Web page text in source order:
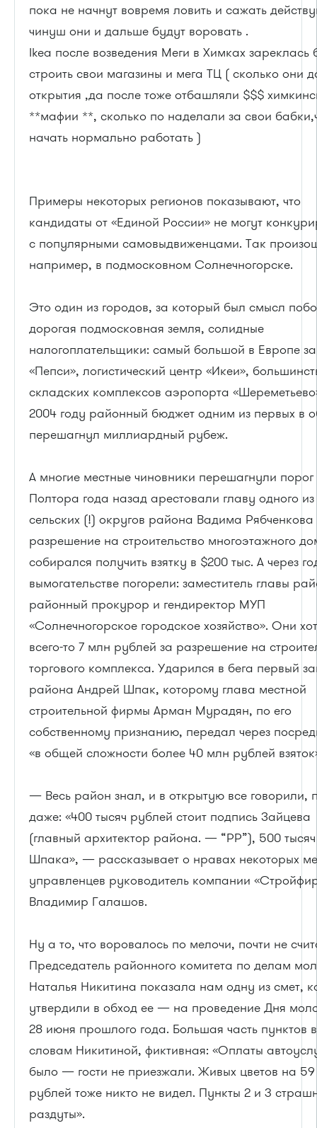
пока не начнут вовремя ловить и сажать
чинуш они и дальше будут воровать .
Ikea после возведения Меги в Химках зареклась
строить свои магазины и мега ТЦ ( сколько они
открытия ,да после тоже отбашляли $$$
**мафии **, сколько по наделали за свои
начать нормально работать )
Примеры некоторых регионов показывают, что
кандидаты от «Единой России» не могут
с популярными самовыдвиженцами. Так
например, в подмосковном Солнечногорске.
Это один из городов, за который был смысл
дорогая подмосковная земля, солидные
налогоплательщики: самый большой в Европе
«Пепси», логистический центр «Икеи»,
складских комплексов аэропорта
2004 году районный бюджет одним из первых в
перешагнул миллиардный рубеж.
А многие местные чиновники перешагнули
Полтора года назад арестовали главу одного из
сельских (!) округов района Вадима
разрешение на строительство многоэтажного
собирался получить взятку в $200 тыс. А через
вымогательстве погорели: заместитель главы
районный прокурор и гендиректор МУП
«Солнечногорское городское хозяйство». Они
всего-то 7 млн рублей за разрешение на
торгового комплекса. Ударился в бега первый
района Андрей Шпак, которому глава местной
строительной фирмы Арман Мурадян, по его
собственному признанию, передал через
«в общей сложности более 40 млн рублей
— Весь район знал, и в открытую все говорили,
даже: «400 тысяч рублей стоит подпись Зайцева
(главный архитектор района. — “РР”), 500
Шпака», — рассказывает о нравах некоторых
управленцев руководитель компании
Владимир Галашов.
Ну а то, что воровалось по мелочи, почти не
Председатель районного комитета по делам
Наталья Никитина показала нам одну из смет,
утвердили в обход ее — на проведение Дня
28 июня прошлого года. Большая часть пунктов
словам Никитиной, фиктивная: «Оплаты
было — гости не приезжали. Живых цветов на 59
рублей тоже никто не видел. Пункты 2 и 3
раздуты».